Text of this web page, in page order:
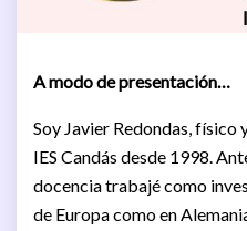
A modo de presentación…
Soy Javier Redondas, físico
IES Candás desde 1998.
docencia trabajé como
de Europa como en